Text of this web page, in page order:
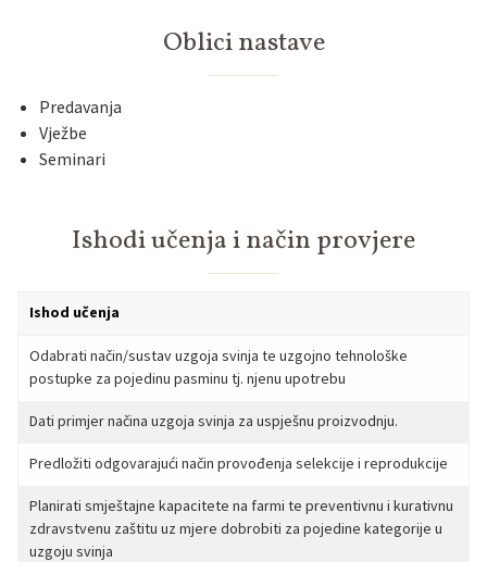
Oblici nastave
Predavanja
Vježbe
Seminari
Ishodi učenja i način provjere
Ishod učenja
Odabrati način/sustav uzgoja svinja te uzgojno tehnološke
postupke za pojedinu pasminu tj. njenu upotrebu
Dati primjer načina uzgoja svinja za uspješnu proizvodnju.
Predložiti odgovarajući način provođenja selekcije i reprodukcije
Planirati smještajne kapacitete na farmi te preventivnu i kurativnu
zdravstvenu zaštitu uz mjere dobrobiti za pojedine kategorije u
uzgoju svinja